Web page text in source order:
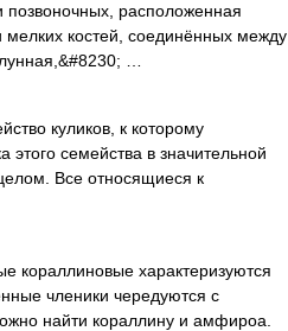
расположенная
костей, соединённых между
…
куликов, к которому
семейства в значительной
Все относящиеся к
характеризуются
членики чередуются с
найти кораллину и амфироа.